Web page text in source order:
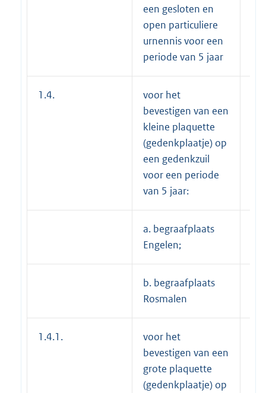
een gesloten en
open particuliere
urnennis voor een
periode van 5 jaar
1.4.
voor het
bevestigen van een
kleine plaquette
(gedenkplaatje) op
een gedenkzuil
voor een periode
van 5 jaar:
a. begraafplaats
Engelen;
b. begraafplaats
Rosmalen
1.4.1.
voor het
bevestigen van een
grote plaquette
(gedenkplaatje) op